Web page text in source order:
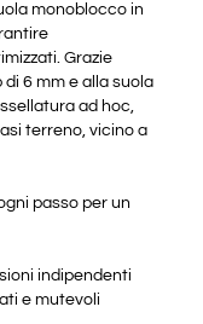
monoblocco in
Grazie
6 mm e alla suola
ad hoc,
terreno, vicino a
passo per un
indipendenti
e mutevoli